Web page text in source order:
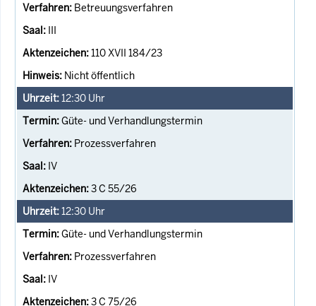
Betreuungsverfahren
III
110 XVII 184/23
Nicht öffentlich
12:30 Uhr
Güte- und Verhandlungstermin
Prozessverfahren
IV
3 C 55/26
12:30 Uhr
Güte- und Verhandlungstermin
Prozessverfahren
IV
3 C 75/26